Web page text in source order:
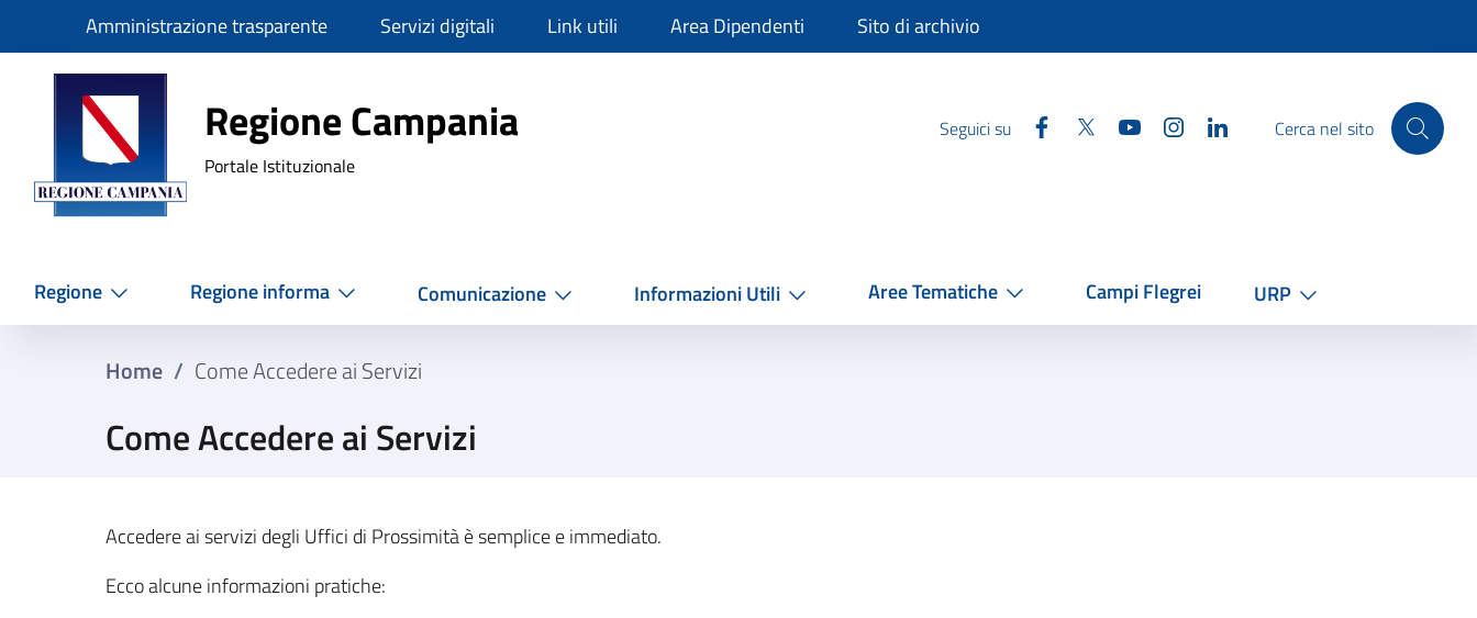
SlimAmministrazione trasparente Servizi digitali Link utili Area Dipendenti Sito di archivio
Regione Campania
Regione Campania
Portale Istituzionale
Seguici su Facebook
Twitter YouTube InstagramLinkedinCerca nel sito
Regione Regione informa Comunicazione Informazioni Utili Aree Tematiche Campi Flegrei URP
Home / Come Accedere ai Servizi
Come Accedere ai Servizi
Accedere ai servizi degli Uffici di Prossimità è semplice e immediato.
Ecco alcune informazioni pratiche: